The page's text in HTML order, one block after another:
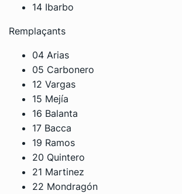
14 Ibarbo
Remplaçants
04 Arias
05 Carbonero
12 Vargas
15 Mejía
16 Balanta
17 Bacca
19 Ramos
20 Quintero
21 Martinez
22 Mondragón